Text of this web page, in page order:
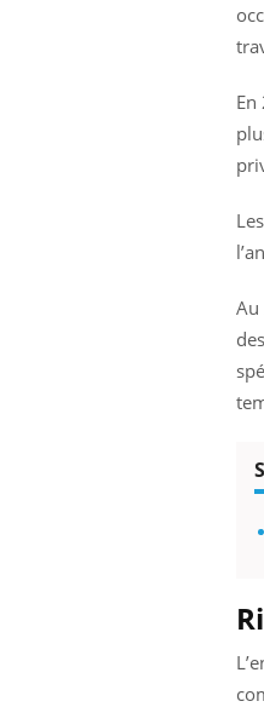
Au
Eczéma
préparer
rythme de vie
soleil,